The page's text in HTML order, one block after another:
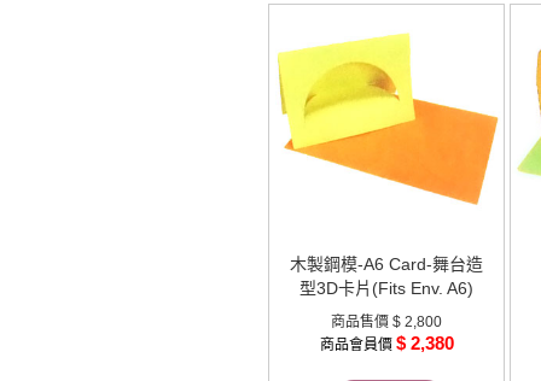
木製鋼模-A6 Card-舞台造
型3D卡片(Fits Env. A6)
商品售價 $ 2,800
商品會員價 $ 2,380